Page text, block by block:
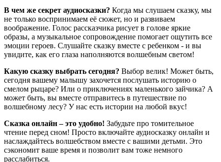
В чем же секрет аудиосказки? Когда мы слушаем сказку, мы
не только воспринимаем её сюжет, но и развиваем
воображение. Голос рассказчика рисует в голове яркие
образы, а музыкальное сопровождение помогает ощутить все
эмоции героев. Слушайте сказку вместе с ребенком - и вы
увидите, как его глаза наполняются волшебным светом!
Какую сказку выбрать сегодня? Выбор велик! Может быть,
сегодня вашему малышу захочется послушать историю о
смелом рыцаре? Или о приключениях маленького зайчика? А
может быть, вы вместе отправитесь в путешествие по
волшебному лесу? У нас есть истории на любой вкус!
Сказка онлайн – это удобно! Забудьте про томительное
чтение перед сном! Просто включайте аудиосказку онлайн и
наслаждайтесь волшебством вместе с вашими детьми. Это
сэкономит ваше время и позволит вам тоже немного
расслабиться.